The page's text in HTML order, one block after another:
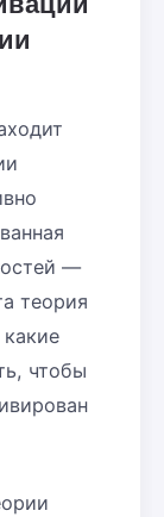
—
теория
чтобы